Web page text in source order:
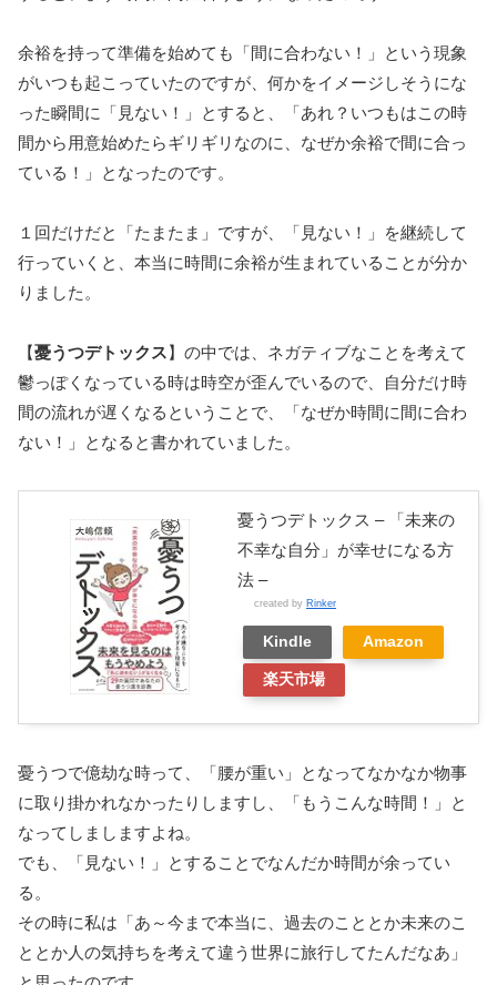
余裕を持って準備を始めても「間に合わない！」という現象
がいつも起こっていたのですが、何かをイメージしそうにな
った瞬間に「見ない！」とすると、「あれ？いつもはこの時
間から用意始めたらギリギリなのに、なぜか余裕で間に合っ
ている！」となったのです。
１回だけだと「たまたま」ですが、「見ない！」を継続して
行っていくと、本当に時間に余裕が生まれていることが分か
りました。
【憂うつデトックス】の中では、ネガティブなことを考えて
鬱っぽくなっている時は時空が歪んでいるので、自分だけ時
間の流れが遅くなるということで、「なぜか時間に間に合わ
ない！」となると書かれていました。
憂うつデトックス – 「未来の
不幸な自分」が幸せになる方
法 –
created by Rinker
Kindle Amazon
楽天市場
憂うつで億劫な時って、「腰が重い」となってなかなか物事
に取り掛かれなかったりしますし、「もうこんな時間！」と
なってしましますよね。
でも、「見ない！」とすることでなんだか時間が余ってい
る。
その時に私は「あ～今まで本当に、過去のこととか未来のこ
ととか人の気持ちを考えて違う世界に旅行してたんだなあ」